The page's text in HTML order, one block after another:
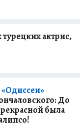
актрис,
До
была